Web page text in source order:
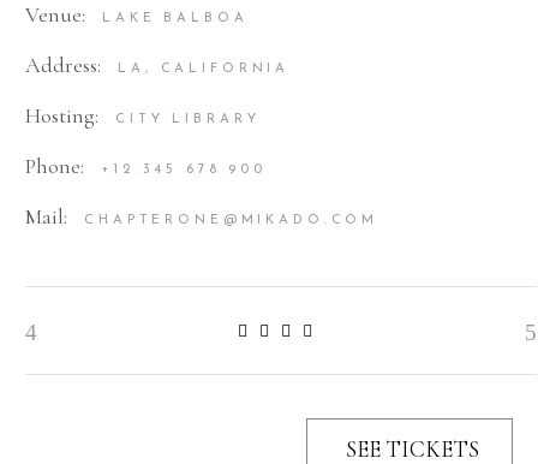
Venue: LAKE BALBOA
Address: LA, CALIFORNIA
Hosting: CITY LIBRARY
Phone: +12 345 678 900
Mail: CHAPTERONE@MIKADO.COM
SEE TICKETS